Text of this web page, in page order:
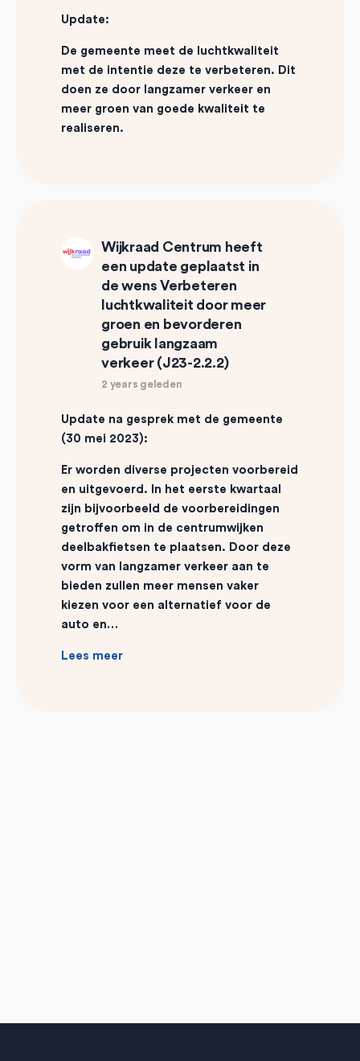
Update:
De gemeente meet de luchtkwaliteit
met de intentie deze te verbeteren. Dit
doen ze door langzamer verkeer en
meer groen van goede kwaliteit te
realiseren.
Wijkraad Centrum heeft
een update geplaatst in
de wensVerbeteren
luchtkwaliteit door meer
groen en bevorderen
gebruik langzaam
verkeer (J23-2.2.2)
2 years geleden
Update na gesprek met de gemeente
(30 mei 2023):
Er worden diverse projecten voorbereid
en uitgevoerd. In het eerste kwartaal
zijn bijvoorbeeld de voorbereidingen
getroffen om in de centrumwijken
deelbakfietsen te plaatsen. Door deze
vorm van langzamer verkeer aan te
bieden zullen meer mensen vaker
kiezen voor een alternatief voor de
auto en…
Lees meer